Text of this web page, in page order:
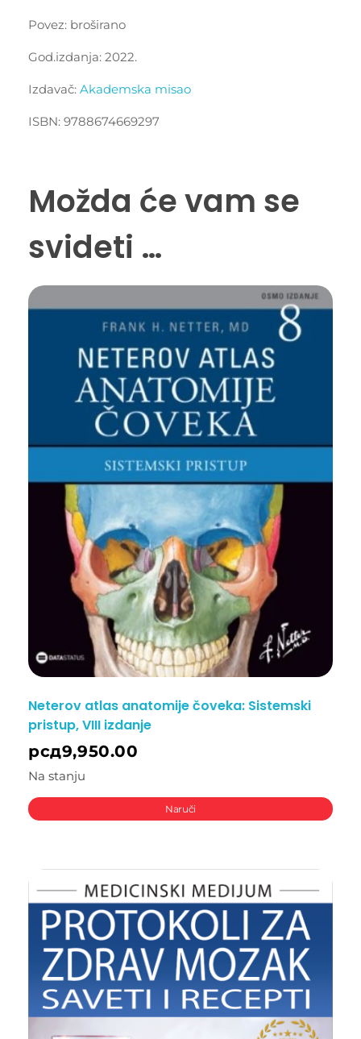
Povez: broširano
God.izdanja: 2022.
Izdavač: Akademska misao
ISBN: 9788674669297
Možda će vam se
svideti …
Neterov atlas anatomije čoveka: Sistemski
pristup, VIII izdanje
рсд9,950.00
Na stanju
Naruči